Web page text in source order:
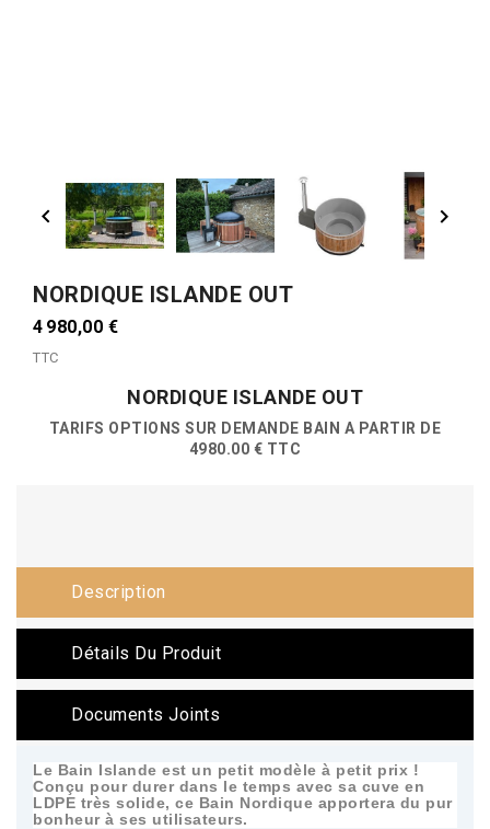
 
NORDIQUE ISLANDE OUT
4 980,00 €
TTC
NORDIQUE ISLANDE OUT
TARIFS OPTIONS SUR DEMANDE BAIN A PARTIR DE
4980.00 € TTC
Description
Détails Du Produit
Documents Joints
Le Bain Islande est un petit modèle à petit prix !
Conçu pour durer dans le temps avec sa cuve en
LDPE très solide, ce Bain Nordique apportera du pur
bonheur à ses utilisateurs.